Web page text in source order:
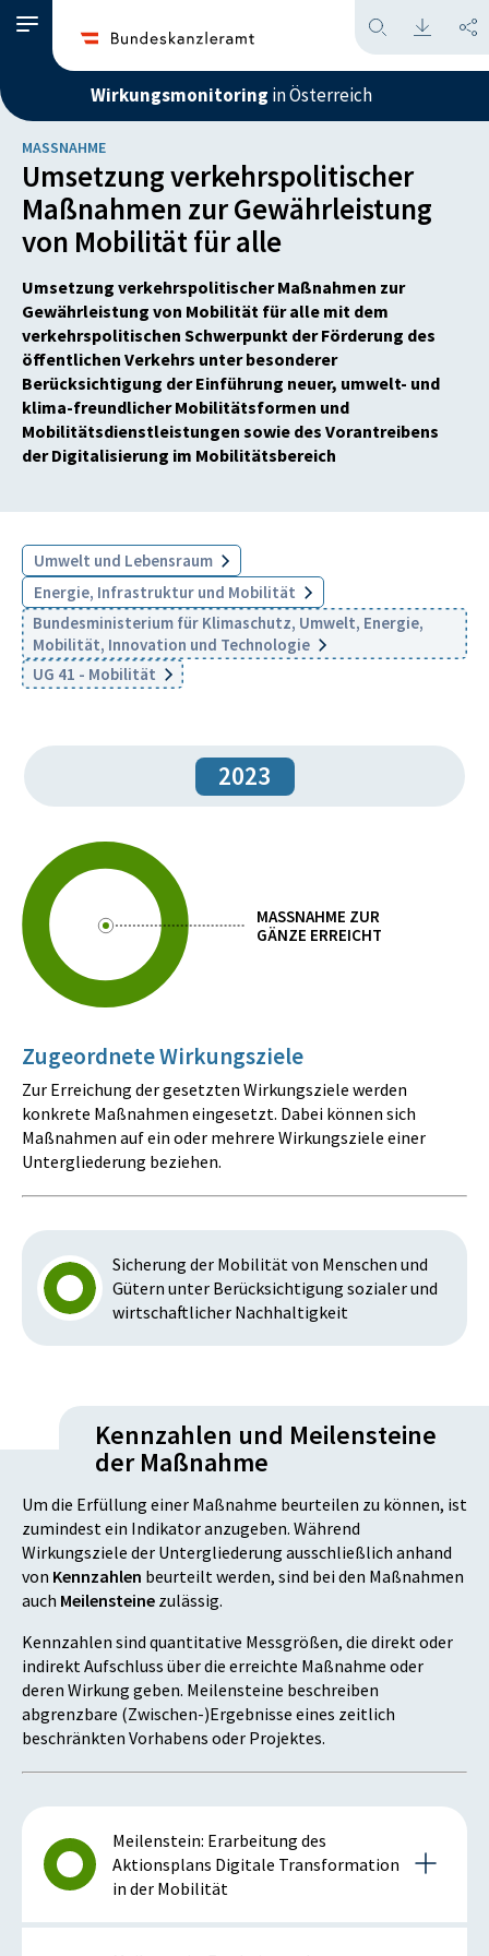
Wirkungsmonitoring in Österreich
MASSNAHME
Umsetzung verkehrspolitischer
Maßnahmen zur Gewährleistung
von Mobilität für alle
Umsetzung verkehrspolitischer Maßnahmen zur
Gewährleistung von Mobilität für alle mit dem
verkehrspolitischen Schwerpunkt der Förderung des
öffentlichen Verkehrs unter besonderer
Berücksichtigung der Einführung neuer, umwelt- und
klima-freundlicher Mobilitätsformen und
Mobilitätsdienstleistungen sowie des Vorantreibens
der Digitalisierung im Mobilitätsbereich
Umwelt und Lebensraum
Energie, Infrastruktur und Mobilität
Bundesministerium für Klimaschutz, Umwelt, Energie,
Mobilität, Innovation und Technologie
UG 41 - Mobilität
2023
MASSNAHME ZUR
GÄNZE ERREICHT
Zugeordnete Wirkungsziele
Zur Erreichung der gesetzten Wirkungsziele werden
konkrete Maßnahmen eingesetzt. Dabei können sich
Maßnahmen auf ein oder mehrere Wirkungsziele einer
Untergliederung beziehen.
Sicherung der Mobilität von Menschen und
Gütern unter Berücksichtigung sozialer und
wirtschaftlicher Nachhaltigkeit
Kennzahlen und Meilensteine
der Maßnahme
Um die Erfüllung einer Maßnahme beurteilen zu können, ist
zumindest ein Indikator anzugeben. Während
Wirkungsziele der Untergliederung ausschließlich anhand
von Kennzahlen beurteilt werden, sind bei den Maßnahmen
auch Meilensteine zulässig.
Kennzahlen sind quantitative Messgrößen, die direkt oder
indirekt Aufschluss über die erreichte Maßnahme oder
deren Wirkung geben. Meilensteine beschreiben
abgrenzbare (Zwischen-)Ergebnisse eines zeitlich
beschränkten Vorhabens oder Projektes.
Meilenstein: Erarbeitung des
Aktionsplans Digitale Transformation
in der Mobilität